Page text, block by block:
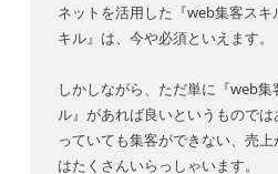
ネットを活用した『web集客ス
キル』は、今や必須といえます。
しかしながら、ただ単に『web
ル』があれば良いというもので
っていても集客ができない、売
はたくさんいらっしゃいます。